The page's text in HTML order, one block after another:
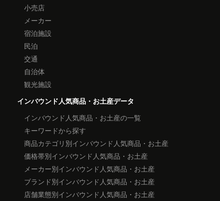
小売店
メーカー
宿泊施設
民泊
交通
自治体
観光施設
インバウンド人気商品・お土産データ
インバウンド人気商品・お土産の一覧
キーワードから探す
商品カテゴリ別インバウンド人気商品・お土産
価格帯別インバウンド人気商品・お土産
メーカー別インバウンド人気商品・お土産
ブランド別インバウンド人気商品・お土産
店舗業態別インバウンド人気商品・お土産